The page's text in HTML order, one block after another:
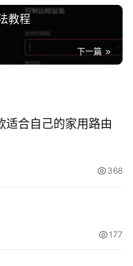
教程
下一篇
适合自己的家用路由
368
177